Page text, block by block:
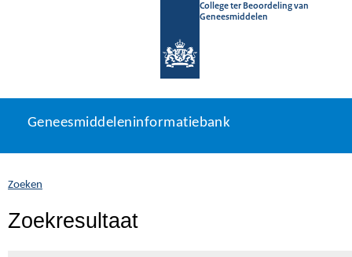
College ter Beoordeling van
Geneesmiddelen
naar
Geneesmiddeleninformatiebank
U
zich
hier:
Geneesmiddeleninformatiebank
Zoeken
Zoekresultaat